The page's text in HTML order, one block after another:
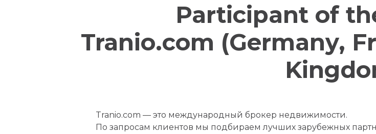
Participant of
Tranio.com (Germany,
Tranio.com — это международный брокер недвижимости.
По запросам клиентов мы подбираем лучших зарубежных